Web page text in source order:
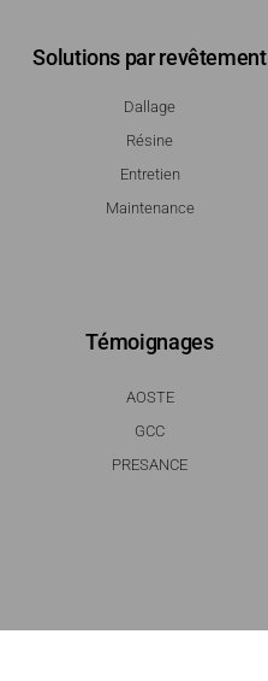
Solutions par revêtement
Dallage
Résine
Entretien
Maintenance
Témoignages
AOSTE
GCC
PRESANCE